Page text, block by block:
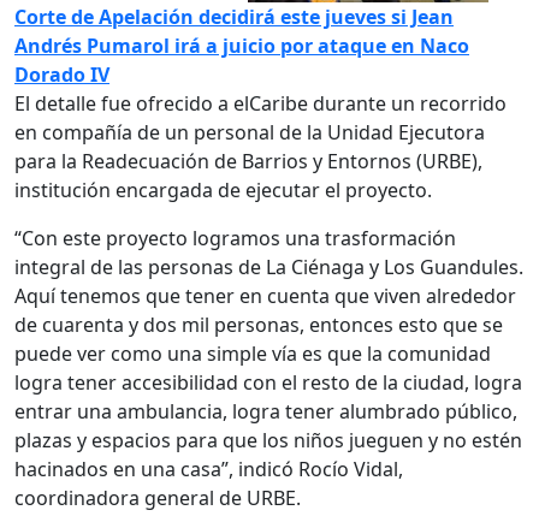
Corte de Apelación decidirá este jueves si Jean
Andrés Pumarol irá a juicio por ataque en Naco
Dorado IV
El detalle fue ofrecido a elCaribe durante un recorrido
en compañía de un personal de la Unidad Ejecutora
para la Readecuación de Barrios y Entornos (URBE),
institución encargada de ejecutar el proyecto.
“Con este proyecto logramos una trasformación
integral de las personas de La Ciénaga y Los Guandules.
Aquí tenemos que tener en cuenta que viven alrededor
de cuarenta y dos mil personas, entonces esto que se
puede ver como una simple vía es que la comunidad
logra tener accesibilidad con el resto de la ciudad, logra
entrar una ambulancia, logra tener alumbrado público,
plazas y espacios para que los niños jueguen y no estén
hacinados en una casa”, indicó Rocío Vidal,
coordinadora general de URBE.